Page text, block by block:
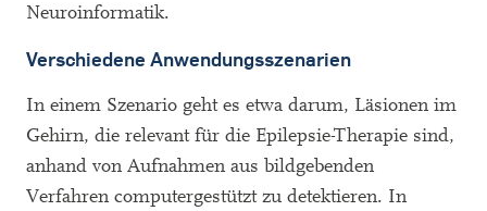
Neuroinformatik.
Verschiedene Anwendungsszenarien
In einem Szenario geht es etwa darum, Läsionen im
Gehirn, die relevant für die Epilepsie-Therapie sind,
anhand von Aufnahmen aus bildgebenden
Verfahren computergestützt zu detektieren. In